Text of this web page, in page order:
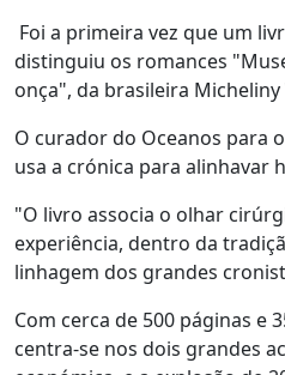
Foi a primeira vez que um
distinguiu os romances
onça", da brasileira
O curador do Oceanos para
usa a crónica para alinhavar
"O livro associa o olhar
experiência, dentro da
linhagem dos grandes
Com cerca de 500 páginas e
centra-se nos dois grandes